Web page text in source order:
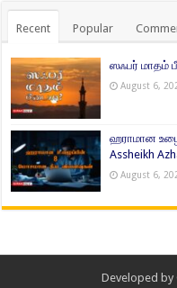
Recent Popular
ஸஃபர் மாதம்
August 6,
ஹராமான
Assheikh
August 6,
Developed by